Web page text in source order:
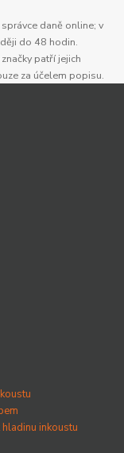
daně online; v
do 48 hodin.
patří jejich
za účelem popisu.
inkoustu